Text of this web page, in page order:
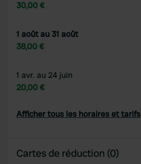
30,00 €
1 août au 31 août
38,00 €
1 avr. au 24 juin
20,00 €
Afficher tous les horaires et tarifs
Cartes de réduction (0)